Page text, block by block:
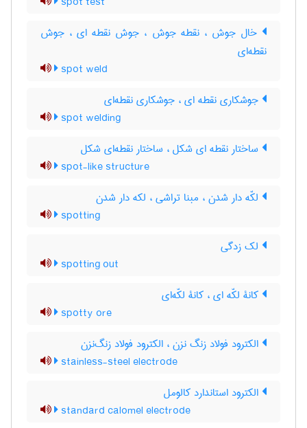
خال جوش ، نقطه جوش ، جوش نقطه ای ، جوش
نقطه‌ای
spot weld
جوشکاری نقطه ای ، جوشکاری نقطه‌ای
spot welding
ساختار نقطه ای شکل ، ساختار نقطه‌ای شکل
spot-like structure
لکّه دار شدن ، مبنا تراشی ، لکه دار شدن
spotting
لک زدگی
spotting out
کانۀ لکّه ای ، کانۀ لکّه‌ای
spotty ore
الکترود فولاد زنگ نزن ، الکترود فولاد زنگ‌نزن
stainless-steel electrode
الکترود استاندارد کالومل
standard calomel electrode